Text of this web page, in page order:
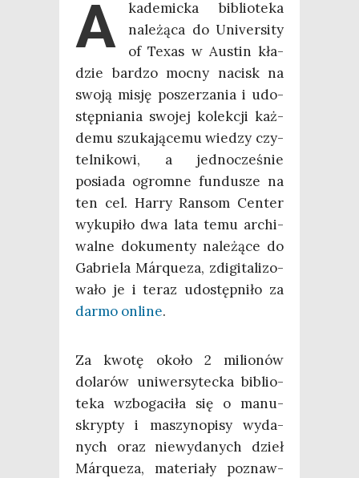
A
ka­de­mic­ka biblio­te­ka
nale­żą­ca do Uni­ver­si­ty
of Texas w Austin kła­
dzie bar­dzo moc­ny nacisk na
swo­ją misję posze­rza­nia i udo­
stęp­nia­nia swo­jej kolek­cji każ­
de­mu szu­ka­ją­ce­mu wie­dzy czy­
tel­ni­ko­wi, a jed­no­cze­śnie
posia­da ogrom­ne fun­du­sze na
ten cel. Har­ry Ran­som Cen­ter
wyku­pi­ło dwa lata temu archi­
wal­ne doku­men­ty nale­żą­ce do
Gabrie­la Márqu­eza, zdi­gi­ta­li­zo­
wa­ło je i teraz udo­stęp­ni­ło za
dar­mo onli­ne.
Za kwo­tę oko­ło 2 milio­nów
dola­rów uni­wer­sy­tec­ka biblio­
te­ka wzbo­ga­ci­ła się o manu­
skryp­ty i maszy­no­pi­sy wyda­
nych oraz nie­wy­da­nych dzieł
Márqu­eza, mate­ria­ły poznaw­